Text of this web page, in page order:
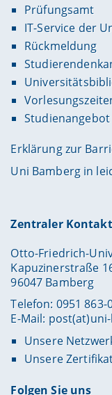
Prüfungsamt
IT-Service der
Rückmeldung
Studienangebot
Erklärung zur
Uni Bamberg in
Zentraler Kontakt
Otto-Friedrich-
Kapuzinerstraße
96047 Bamberg
Telefon: 0951 863-
E-Mail:
Unsere
Unsere
Folgen Sie uns